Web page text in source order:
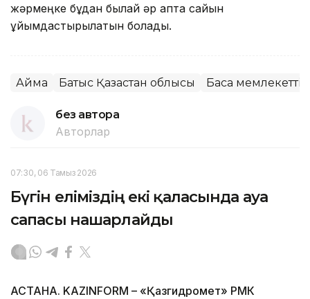
жәрмеңке бұдан былай әр апта сайын
ұйымдастырылатын болады.
Аймақ Батыс Қазақстан облысы Басқа
без автора
Авторлар
07:30, 06 Тамыз 2026
Бүгін еліміздің екі қаласында ауа
сапасы нашарлайды
АСТАНА. KAZINFORM – «Қазгидромет» РМК